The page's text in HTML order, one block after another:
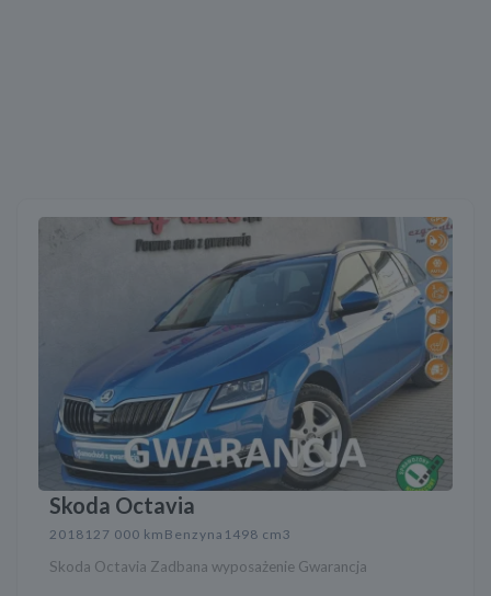
Skoda Octavia
2018 127 000 km Benzyna 1498 cm3
Skoda Octavia Zadbana wyposażenie Gwarancja